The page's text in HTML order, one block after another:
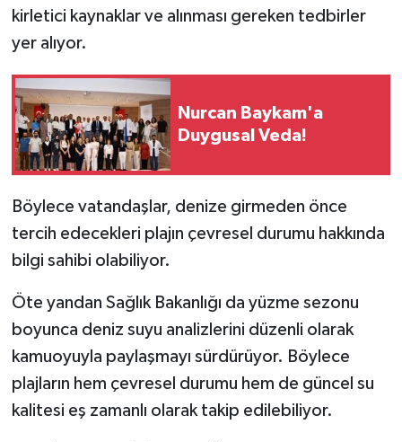
kirletici kaynaklar ve alınması gereken tedbirler
yer alıyor.
Nurcan Baykam'a
Duygusal Veda!
Böylece vatandaşlar, denize girmeden önce
tercih edecekleri plajın çevresel durumu hakkında
bilgi sahibi olabiliyor.
Öte yandan Sağlık Bakanlığı da yüzme sezonu
boyunca deniz suyu analizlerini düzenli olarak
kamuoyuyla paylaşmayı sürdürüyor. Böylece
plajların hem çevresel durumu hem de güncel su
kalitesi eş zamanlı olarak takip edilebiliyor.